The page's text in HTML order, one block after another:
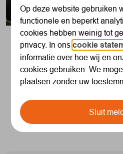
Overgang SNPS-
afgerond
Mijlpaal: de overstap naar de
is succesvol afgerond.
Lees het nieuwsbericht
Op deze website gebruiken
functionele en beperkt
cookies hebben weinig tot
privacy. In onscookie
informatie over hoe wij en
cookies gebruiken. We
plaatsen zonder uw
Sluit